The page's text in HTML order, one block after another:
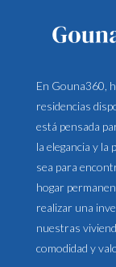
En Gouna360,
residencias
está pensada
la elegancia y la
sea para
hogar
realizar una
nuestras
comodidad y